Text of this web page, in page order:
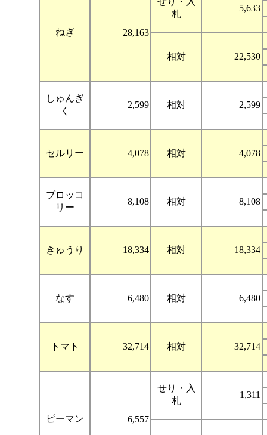
ねぎ 28,163
札
5,633
相対 22,530
しゅんぎ
く
2,599 相対 2,599
セルリー 4,078 相対 4,078
ブロッコ
リー
8,108 相対 8,108
きゅうり 18,334 相対 18,334
なす 6,480 相対 6,480
トマト 32,714 相対 32,714
ピーマン 6,557
せり・入
札
1,311